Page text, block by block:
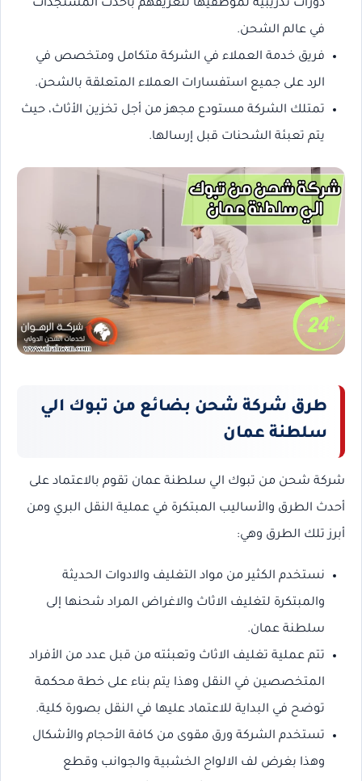
دورات تدريبية لموظفيها لتعريفهم بأحدث المستجدات
في عالم الشحن.
فريق خدمة العملاء في الشركة متكامل ومتخصص في
الرد على جميع استفسارات العملاء المتعلقة بالشحن.
تمتلك الشركة مستودع مجهز من أجل تخزين الأثاث، حيث
يتم تعبئة الشحنات قبل إرسالها.
طرق شركة شحن بضائع من تبوك الي
سلطنة عمان
شركة شحن من تبوك الي سلطنة عمان تقوم بالاعتماد على
أحدث الطرق والأساليب المبتكرة في عملية النقل البري ومن
أبرز تلك الطرق وهي:
نستخدم الكثير من مواد التغليف والادوات الحديثة
والمبتكرة لتغليف الاثاث والاغراض المراد شحنها إلى
سلطنة عمان.
تتم عملية تغليف الاثاث وتعبئته من قبل عدد من الأفراد
المتخصصين في النقل وهذا يتم بناء على خطة محكمة
توضح في البداية للاعتماد عليها في النقل بصورة كلية.
تستخدم الشركة ورق مقوى من كافة الأحجام والأشكال
وهذا بغرض لف الالواح الخشبية والجوانب وقطع